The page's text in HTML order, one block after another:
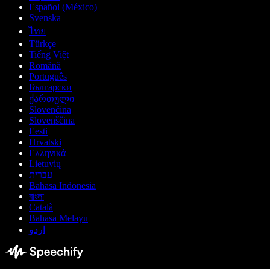
Español (México)
Svenska
ไทย
Türkçe
Tiếng Việt
Română
Português
Български
ქართული
Slovenčina
Slovenščina
Eesti
Hrvatski
Ελληνικά
Lietuvių
עברית
Bahasa Indonesia
বাংলা
Català
Bahasa Melayu
اردو